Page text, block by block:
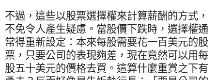
不過，這些以股票選擇權來計算薪酬的方式，
不免令人產生疑慮。當股價下跌時，選擇權通
常得重新設定：本來每股需要花一百美元的股
票，只要公司的表現夠差，現在竟然可以用每
股五十美元的價格去買。這算什麼重賞之下有